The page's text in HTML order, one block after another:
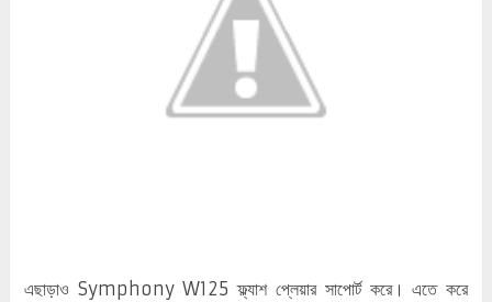
এছাড়াও Symphony W125 ফ্ল্যাশ প্লেয়ার সাপোর্ট করে। এতে করে